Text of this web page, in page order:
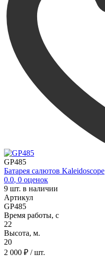
GP485
Батарея салютов Kaleidoscope
0.0, 0 оценок
9 шт. в наличии
Артикул
GP485
Время работы, с
22
Высота, м.
20
2 000 ₽ / шт.